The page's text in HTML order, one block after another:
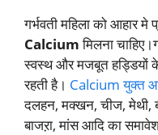
गर्भवती महिला को आहार मे
Calciumमिलना
स्वस्थ और मजबूत हड्डियों
रहती है। Calcium युक्त
दलहन, मक्खन, चीज, मेथी,
बाजऱा, मांस आदि का